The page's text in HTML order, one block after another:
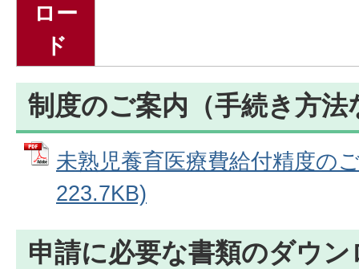
ロー
ド
制度のご案内（手続き方法
未熟児養育医療費給付精度の
223.7KB)
申請に必要な書類のダウン